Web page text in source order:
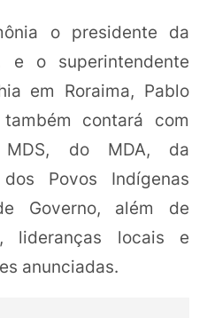
o presidente da
e o superintendente
em Roraima, Pablo
contará com
MDS, do MDA, da
Povos Indígenas
Governo, além de
lideranças locais e
anunciadas.